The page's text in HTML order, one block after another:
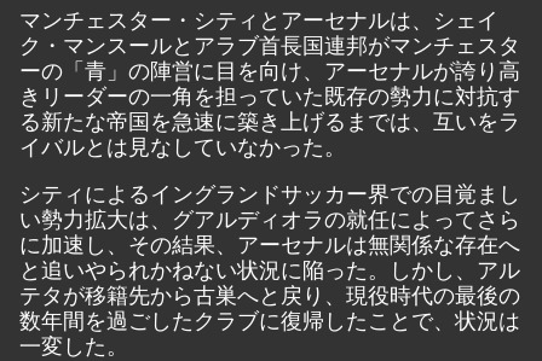
マンチェスター・シティとアーセナルは、シェイ
ク・マンスールとアラブ首長国連邦がマンチェスタ
ーの「青」の陣営に目を向け、アーセナルが誇り高
きリーダーの一角を担っていた既存の勢力に対抗す
る新たな帝国を急速に築き上げるまでは、互いをラ
イバルとは見なしていなかった。
シティによるイングランドサッカー界での目覚まし
い勢力拡大は、グアルディオラの就任によってさら
に加速し、その結果、アーセナルは無関係な存在へ
と追いやられかねない状況に陥った。しかし、アル
テタが移籍先から古巣へと戻り、現役時代の最後の
数年間を過ごしたクラブに復帰したことで、状況は
一変した。